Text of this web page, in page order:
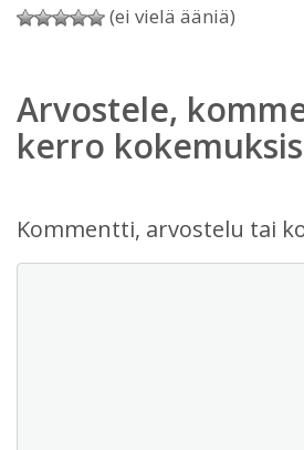
(ei vielä ääniä)
Arvostele,
kerro
Kommentti, arvostelu tai